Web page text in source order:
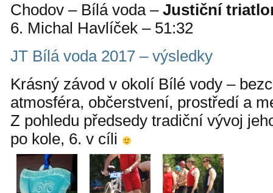
Chodov – Bílá voda – Justiční
6. Michal Havlíček – 51:32
JT Bílá voda 2017 – výsledky
Krásný závod v okolí Bílé vody –
atmosféra, občerstvení, prostředí a
Z pohledu předsedy tradiční vývoj
po kole, 6. v cíli